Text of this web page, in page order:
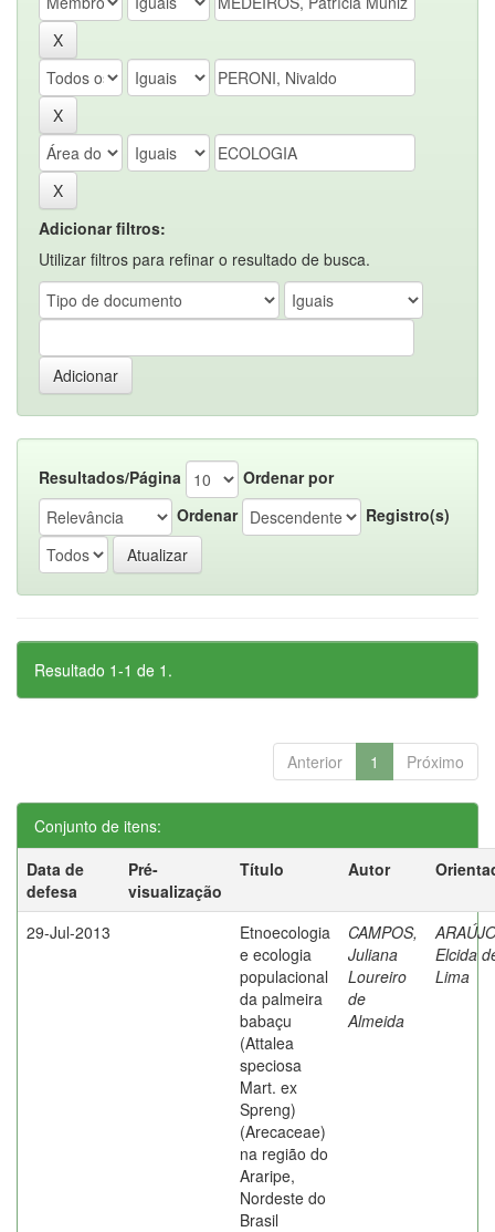
Adicionar filtros:
Utilizar filtros para refinar o resultado de busca.
Resultados/Página
Ordenar por
Ordenar
Registro(s)
Resultado 1-1 de 1.
Anterior 1 Próximo
Conjunto de itens:
Data de
defesa
Pré-
visualização
Título Autor
29-Jul-2013
Etnoecologia
e ecologia
populacional
da palmeira
babaçu
(Attalea
speciosa
Mart. ex
Spreng)
(Arecaceae)
na região do
Araripe,
Nordeste do
Brasil
CAMPOS,
Juliana
Loureiro
de
Almeida
Elcida
Lima